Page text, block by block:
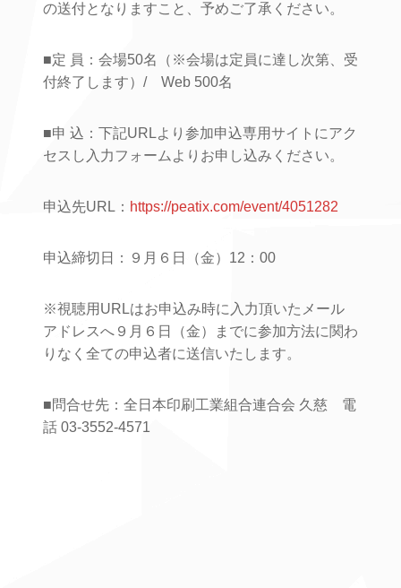
の送付となりますこと、予めご了承ください。
■定 員：会場50名（※会場は定員に達し次第、受
付終了します）/ Web 500名
■申 込：下記URLより参加申込専用サイトにアク
セスし入力フォームよりお申し込みください。
申込先URL： https://peatix.com/event/4051282
申込締切日：９月６日（金）12：00
※視聴用URLはお申込み時に入力頂いたメール
アドレスへ９月６日（金）までに参加方法に関わ
りなく全ての申込者に送信いたします。
■問合せ先：全日本印刷工業組合連合会 久慈 電
話 03-3552-4571